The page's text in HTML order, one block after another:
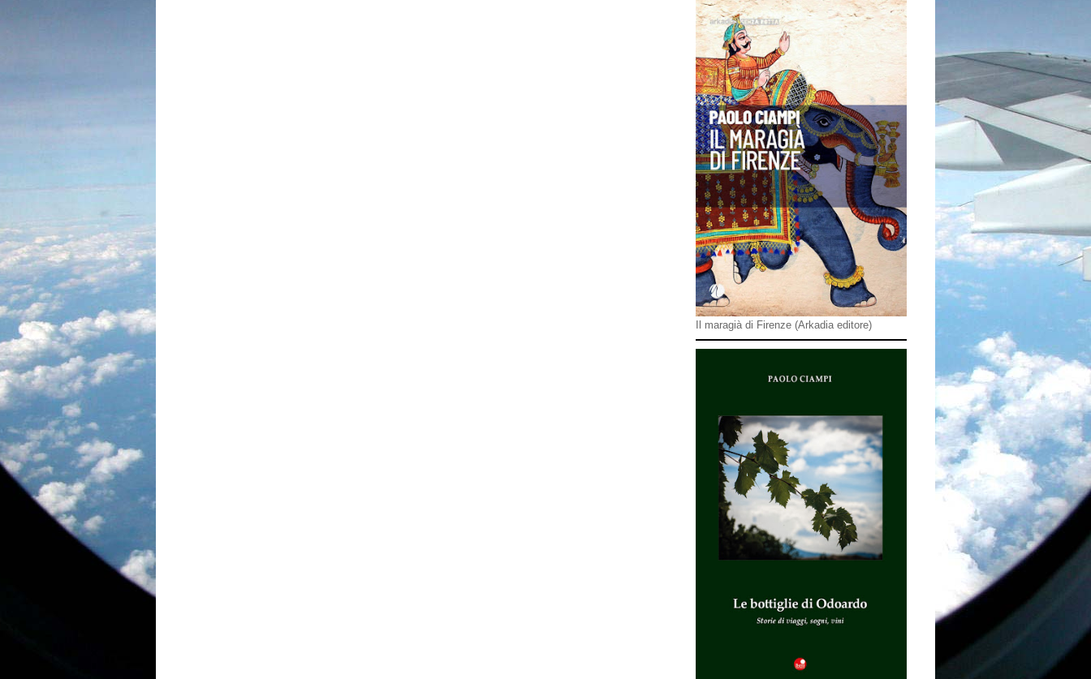
Il maragià di Firenze (Arkadia editore)